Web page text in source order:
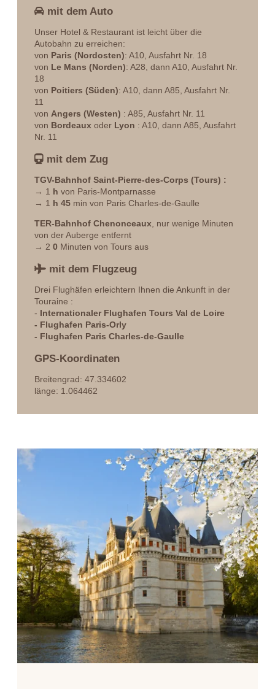
mit dem Auto
Unser Hotel & Restaurant ist leicht über die
Autobahn zu erreichen:
von Paris (Nordosten): A10, Ausfahrt Nr. 18
von Le Mans (Norden): A28, dann A10, Ausfahrt Nr.
18
von Poitiers (Süden): A10, dann A85, Ausfahrt Nr.
11
von Angers (Westen) : A85, Ausfahrt Nr. 11
von Bordeaux oder Lyon : A10, dann A85, Ausfahrt
Nr. 11
mit dem Zug
TGV-Bahnhof Saint-Pierre-des-Corps (Tours) :
→ 1 h von Paris-Montparnasse
→ 1 h 45 min von Paris Charles-de-Gaulle
TER-Bahnhof Chenonceaux , nur wenige Minuten
von der Auberge entfernt
→ 2 0 Minuten von Tours aus
mit dem Flugzeug
Drei Flughäfen erleichtern Ihnen die Ankunft in der
Touraine :
- Internationaler Flughafen Tours Val de Loire
- Flughafen Paris-Orly
- Flughafen Paris Charles-de-Gaulle
GPS-Koordinaten
Breitengrad: 47.334602
länge: 1.064462
Telefon :
Nachricht :
Die in diesem Formular über Sie erhobenen Daten werden
Die Aufbewahrungsdauer der Daten beträgt 3 Jahre. Sie
Übertragbarkeit, Löschung dieser Daten oder eine
Einschränkung ihrer Verarbeitung. Sie können der
Verarbeitung Ihrer Daten widersprechen und haben das
Recht, Ihre Einwilligung jederzeit zu widerrufen, indem Sie
sich direkt an uns wenden. Sie haben die Möglichkeit, eine
Beschwerde bei einer Aufsichtsbehörde einzureichen, wenn
Sie der Ansicht sind, dass diese Verarbeitung
personenbezogener Daten nicht den geltenden
gesetzlichen Anforderungen entspricht.
Übertragbarkeit, Löschung dieser Daten oder eine
Verarbeitung Ihrer Daten widersprechen und haben das
Recht, Ihre Einwilligung jederzeit zu widerrufen, indem Sie
sich direkt an uns wenden. Sie haben die Möglichkeit, eine
Beschwerde bei einer Aufsichtsbehörde einzureichen, wenn
Sie der Ansicht sind, dass diese Verarbeitung
personenbezogener Daten nicht den geltenden
gesetzlichen Anforderungen entspricht.
STARTSEITE
ZIMMER & SUITEN
RESTAURANTS &
Übertragbarkeit, Löschung dieser Daten oder eine
Verarbeitung Ihrer Daten widersprechen und haben das
Recht, Ihre Einwilligung jederzeit zu widerrufen, indem Sie
sich direkt an uns wenden. Sie haben die Möglichkeit, eine
Beschwerde bei einer Aufsichtsbehörde einzureichen, wenn
Sie der Ansicht sind, dass diese Verarbeitung
personenbezogener Daten nicht den geltenden
gesetzlichen Anforderungen entspricht.